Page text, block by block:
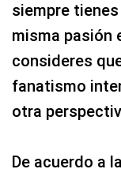
siempre
misma pasión
consideres
fanatismo
otra
De acuerdo a la